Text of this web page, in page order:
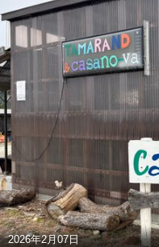
2026年2月07日